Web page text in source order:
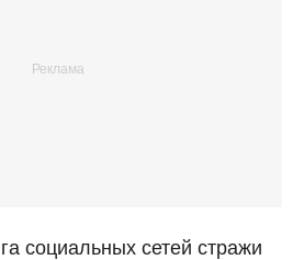
социальных сетей стражи